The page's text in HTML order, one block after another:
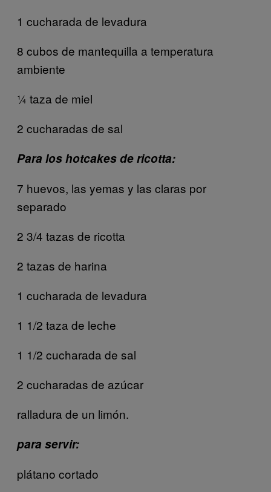
1 cucharada de levadura
8 cubos de mantequilla a temperatura
ambiente
¼ taza de miel
2 cucharadas de sal
Para los hotcakes de ricotta:
7 huevos, las yemas y las claras por
separado
2 3/4 tazas de ricotta
2 tazas de harina
1 cucharada de levadura
1 1/2 taza de leche
1 1/2 cucharada de sal
2 cucharadas de azúcar
ralladura de un limón.
para servir:
plátano cortado